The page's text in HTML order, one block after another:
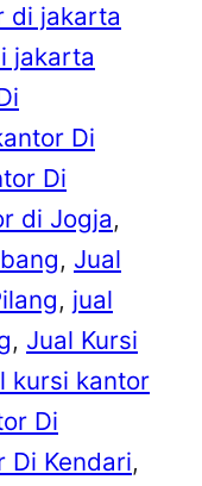
di jakarta
jakarta
Di
Di
di Jogja
, Jual
, jual
, Jual Kursi
kursi kantor
Di
Di Kendari